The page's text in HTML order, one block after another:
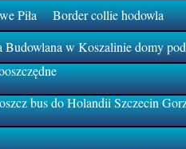
Piła
Border collie hodowla
w Koszalinie domy
bus do Holandii Szczecin